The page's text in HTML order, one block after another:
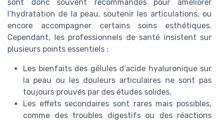
sont donc souvent recommandés pour améliorer
l’hydratation de la peau, soutenir les articulations, ou
encore accompagner certains soins esthétiques.
Cependant, les professionnels de santé insistent sur
plusieurs points essentiels :
Les bienfaits des gélules d’acide hyaluronique sur
la peau ou les douleurs articulaires ne sont pas
toujours prouvés par des études solides.
Les effets secondaires sont rares mais possibles,
comme des troubles digestifs ou des réactions